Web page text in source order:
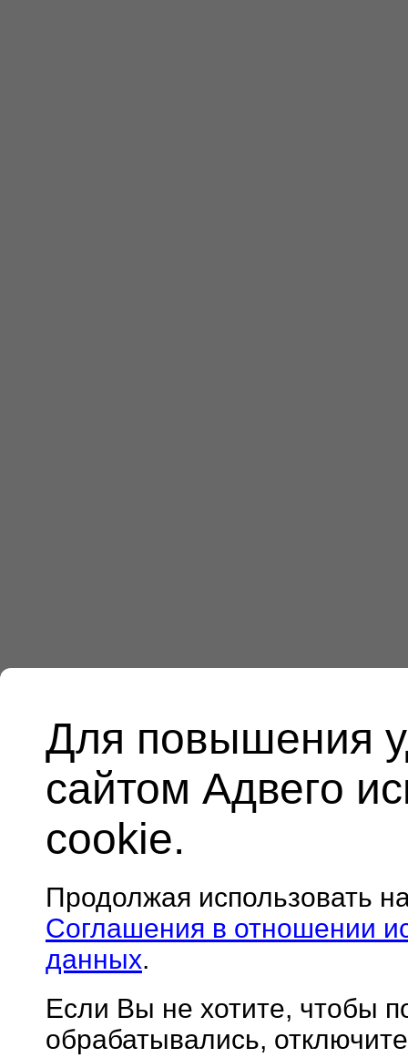
Для повышения
сайтом Адвего
cookie.
Продолжая использовать
Соглашения в отношении
данных.
Если Вы не хотите, чтобы
обрабатывались,